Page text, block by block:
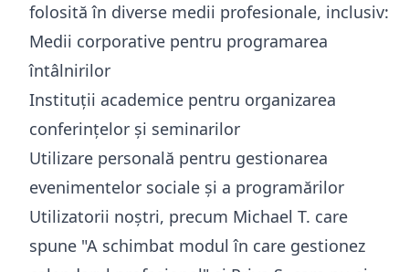
folosită în diverse medii profesionale, inclusiv:
Medii corporative pentru programarea
întâlnirilor
Instituții academice pentru organizarea
conferințelor și seminarilor
Utilizare personală pentru gestionarea
evenimentelor sociale și a programărilor
Utilizatorii noștri, precum Michael T. care
spune "A schimbat modul în care gestionez